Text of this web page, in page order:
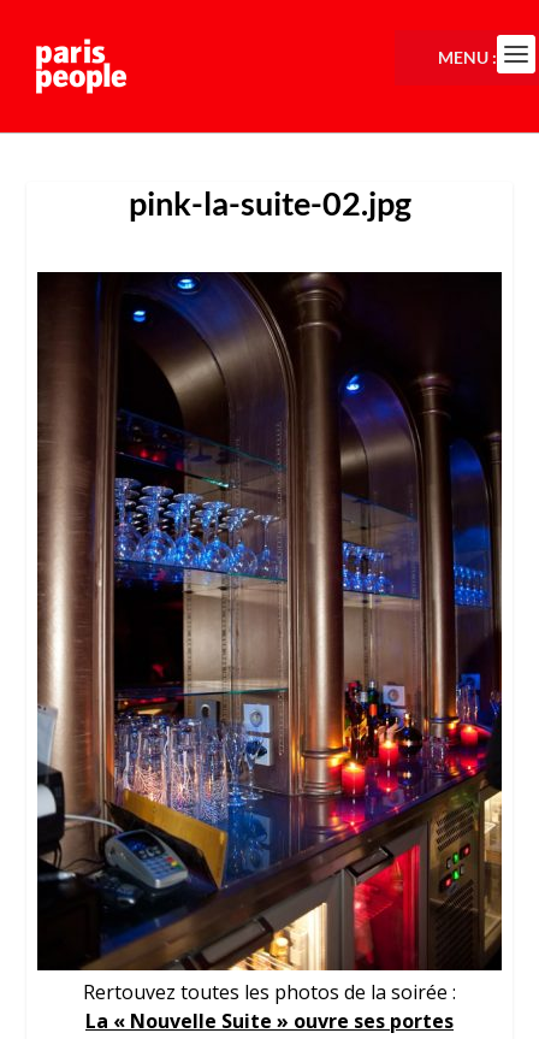
pink-la-suite-02.jpg
Rertouvez toutes les photos de la soirée :
La « Nouvelle Suite » ouvre ses portes
MENU :